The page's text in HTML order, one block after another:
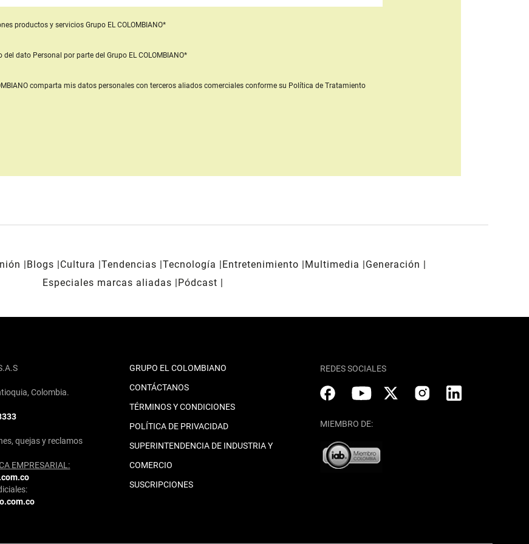
productos y servicios Grupo EL COLOMBIANO*
dato Personal por parte del Grupo EL COLOMBIANO*
comparta mis datos personales con terceros aliados comercialesconforme su Política de Tratamiento
Blogs Cultura Tendencias Tecnología Entretenimiento Multimedia
Generación
Especiales marcas aliadas
Pódcast
Colombia.
quejas y reclamos
EMPRESARIAL:
GRUPO EL COLOMBIANO
CONTÁCTANOS
TÉRMINOS Y CONDICIONES
POLÍTICA DE PRIVACIDAD
SUPERINTENDENCIA DE INDUSTRIA Y
COMERCIO
SUSCRIPCIONES
REDES SOCIALES
MIEMBRO DE: